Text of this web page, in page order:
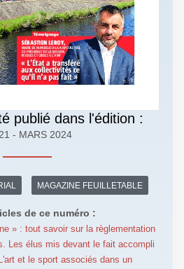
publié dans l'édition :
- MARS 2024
MAGAZINE FEUILLETABLE
de ce numéro :
» : tout savoir sur la règlementation
Les élus mis devant le fait accompli
et le sport associés dans un